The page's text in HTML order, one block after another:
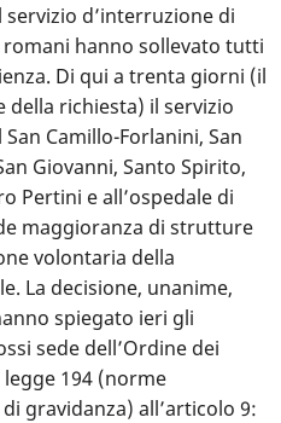
d’interruzione di
hanno sollevato tutti
Di qui a trenta giorni (il
della richiesta) il servizio
Camillo-Forlanini, San
Giovanni, Santo Spirito,
Pertini e all’ospedale di
maggioranza di strutture
volontaria della
La decisione, unanime,
spiegato ieri gli
sede dell’Ordine dei
194 (norme
gravidanza) all’articolo 9: